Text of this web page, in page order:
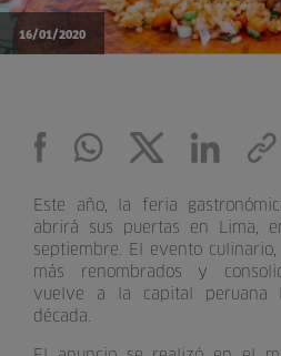
16/01/2020
Este año, la feria
abrirá sus puertas en
septiembre. El evento
más renombrados y
vuelve a la capital peruana
década.